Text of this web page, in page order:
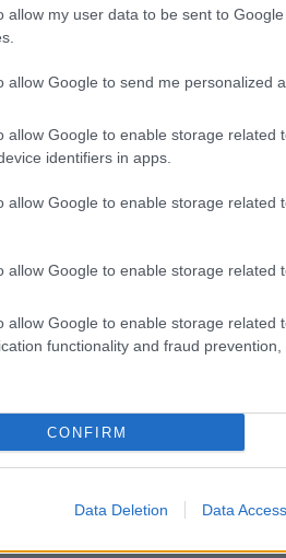
allow my user data to be sent to
allow Google to send me personalized
allow Google to enable storage related
identifiers in apps.
allow Google to enable storage related
allow Google to enable storage related
allow Google to enable storage related
functionality and fraud prevention,
CONFIRM
Data Deletion Data Access